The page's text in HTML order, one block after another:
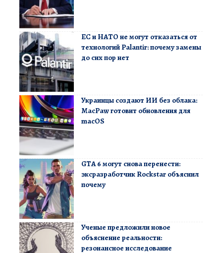
ЕС и НАТО не могут отказаться от
технологий Palantir: почему замены
до сих пор нет
Украинцы создают ИИ без облака:
MacPaw готовит обновления для
macOS
GTA 6 могут снова перенести:
эксразработчик Rockstar объяснил
почему
Ученые предложили новое
объяснение реальности:
резонансное исследование